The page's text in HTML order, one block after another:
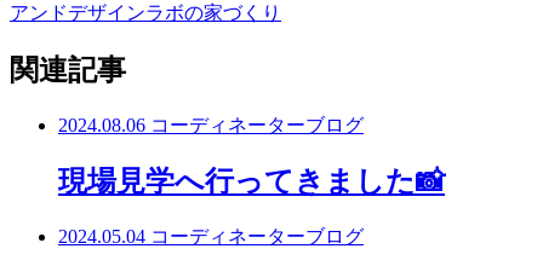
アンドデザインラボの家づくり
関連記事
2024.08.06 コーディネーターブログ
現場見学へ行ってきました📸
2024.05.04 コーディネーターブログ